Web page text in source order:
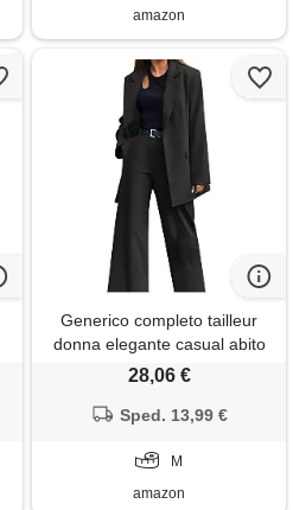
amazon
Generico completo tailleur
donna elegante casual abito
due pezzi giacche a maniche
taglie forti abiti formale
donna da cerimonia per sera
28,06 €
Sped. 13,99 €
M
amazon